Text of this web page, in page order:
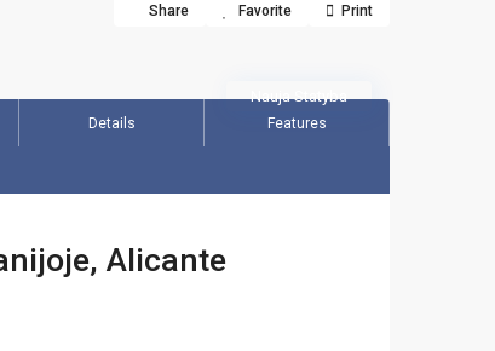
Share Favorite Print
Nauja Statyba
Details Features
Alicante